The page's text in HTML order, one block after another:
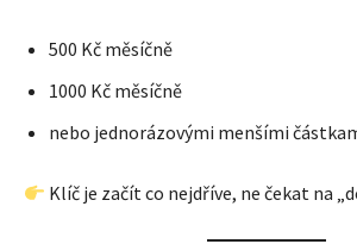
500 Kč měsíčně
1000 Kč měsíčně
nebo jednorázovými menšími
Klíč je začít co nejdříve, ne čekat na